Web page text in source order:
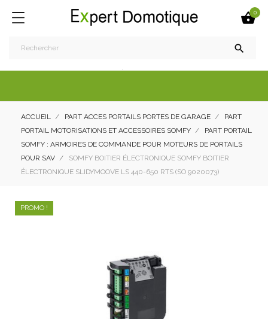
0

ACCUEIL PART ACCES PORTAILS PORTES DE GARAGE
PART
PORTAIL MOTORISATIONS ET ACCESSOIRES SOMFY
PART PORTAIL
SOMFY : ARMOIRES DE COMMANDE POUR MOTEURS DE PORTAILS
POUR SAV
SOMFY BOITIER ÉLECTRONIQUE SOMFY BOITIER
ÉLECTRONIQUE SLIDYMOOVE LS 440-650 RTS (SO 9020073)
PROMO !